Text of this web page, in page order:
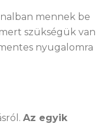
mennek be
szükségük van
nyugalomra
Az egyik